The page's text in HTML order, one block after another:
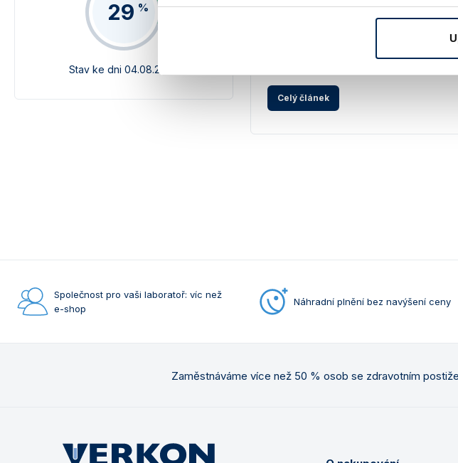
29 %
Stav ke dni 04.08.2026
3.8.2026# Nový sortiment
inkubátory, cirkulační chladiče a 360°
Celý článek
Společnost pro vaši laboratoř: víc než
e-shop
Náhradní plnění bez navýšení ceny
Zaměstnáváme více než 50 % osob se zdravotním